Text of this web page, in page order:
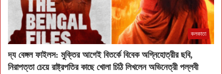
কলকাতা
দ্য বেঙ্গল ফাইলস: মুক্তির আগেই বিতর্কে বিবেক অগ্নিহোত্রীর ছবি,
নিরাপত্তা চেয়ে রাষ্ট্রপতির কাছে খোলা চিঠি লিখলেন অভিনেত্রী পল্লবী